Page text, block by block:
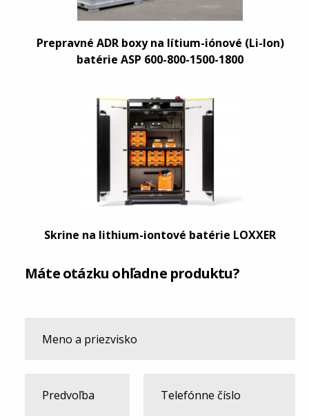
Prepravné ADR boxy na lítium-iónové (Li-Ion)
batérie ASP 600-800-1500-1800
Skrine na lithium-iontové batérie LOXXER
Máte otázku ohľadne produktu?